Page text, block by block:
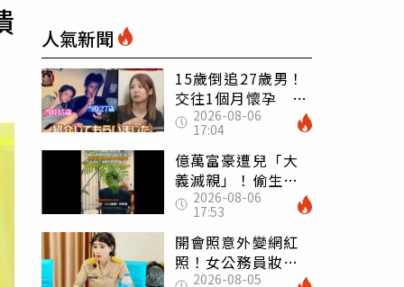
人氣新聞
15歲倒追27歲男！
交往1個月懷孕 36
歲當阿嬤故事曝光
2026-08-06
17:04
億萬富豪遭兒「大
義滅親」！偷生子
怕曝光 竟盜鄰居
身份辦假證落戶
2026-08-06
17:53
開會照意外變網紅
照！女公務員妝容
掀2千則留言 本人
2026-08-05